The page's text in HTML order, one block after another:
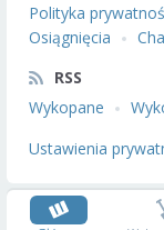
Polityka
Osiągnięcia
RSS
Wykopane
Ustawienia